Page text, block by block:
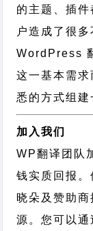
的主题、插
户造成了很多
WordPress
这一基本需
悉的方式组
加入我们
WP翻译团队
钱实质回报
晓朵及赞助
源。您可以通